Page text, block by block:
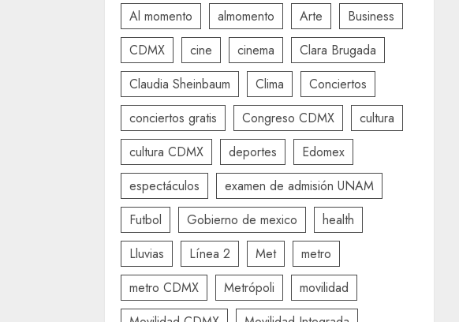
Al momento
almomento Arte
Business
CDMX
cine cinema
Clara Brugada
Claudia Sheinbaum
Clima
Conciertos
conciertos gratis
Congreso CDMX
cultura
cultura CDMX
deportes
Edomex
espectáculos
examen de admisión UNAM
Futbol
Gobierno de mexico
health
Lluvias
Línea 2 Met
metro
metro CDMX
Metrópoli
movilidad